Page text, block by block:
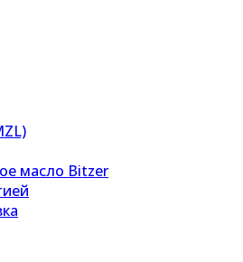
масло Bitzer